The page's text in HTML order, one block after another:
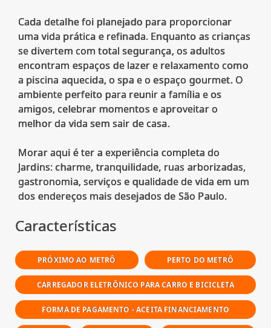
Cada detalhe foi planejado para proporcionar
uma vida prática e refinada. Enquanto as crianças
se divertem com total segurança, os adultos
encontram espaços de lazer e relaxamento como
a piscina aquecida, o spa e o espaço gourmet. O
ambiente perfeito para reunir a família e os
amigos, celebrar momentos e aproveitar o
melhor da vida sem sair de casa.
Morar aqui é ter a experiência completa do
Jardins: charme, tranquilidade, ruas arborizadas,
gastronomia, serviços e qualidade de vida em um
Características
PRÓXIMO AO METRÔ PERTO DO METRÔ
CARREGADOR ELETRÔNICO PARA CARRO E BICICLETA
FORMA DE PAGAMENTO - ACEITA FINANCIAMENTO